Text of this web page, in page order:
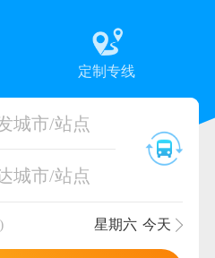
定制专线
城市/站点
城市/站点
星期六 今天